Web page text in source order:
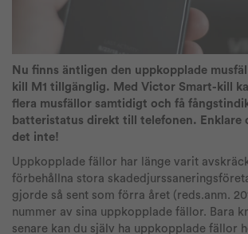
Nu finns äntligen den uppkopplade
kill M1 tillgänglig. Med Victor Smart-kill
flera musfällor samtidigt och få
batteristatus direkt till telefonen. Enklare
det inte!
Uppkopplade fällor har länge varit
förbehållna stora
gjorde så sent som förra året (reds.anm.
nummer av sina uppkopplade fällor. Bara
senare kan du själv ha uppkopplade fällor